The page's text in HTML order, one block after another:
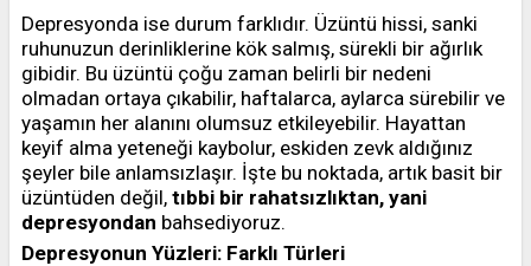
Depresyonda ise durum farklıdır. Üzüntü hissi, sanki
ruhunuzun derinliklerine kök salmış, sürekli bir ağırlık
gibidir. Bu üzüntü çoğu zaman belirli bir nedeni
olmadan ortaya çıkabilir, haftalarca, aylarca sürebilir ve
yaşamın her alanını olumsuz etkileyebilir. Hayattan
keyif alma yeteneği kaybolur, eskiden zevk aldığınız
şeyler bile anlamsızlaşır. İşte bu noktada, artık basit bir
üzüntüden değil, tıbbi bir rahatsızlıktan, yani
depresyondan bahsediyoruz.
Depresyonun Yüzleri: Farklı Türleri